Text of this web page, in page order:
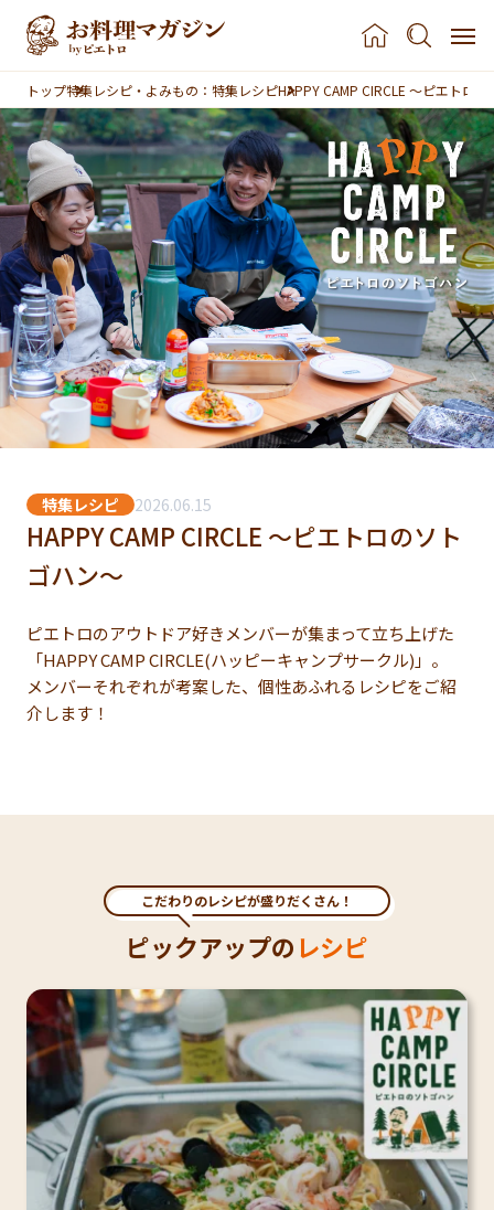
本文へスキップ
トップ特集レシピ・よみもの：特集レシピHAPPY CAMP CIRCLE ～ピエトロ
特集レシピ 2026.06.15
HAPPY CAMP CIRCLE ～ピエトロのソト
ゴハン～
ピエトロのアウトドア好きメンバーが集まって立ち上げた
「HAPPY CAMP CIRCLE(ハッピーキャンプサークル)」。
メンバーそれぞれが考案した、個性あふれるレシピをご紹
介します！
ピックアップのレシピ
こだわりのレシピが盛りだくさん！